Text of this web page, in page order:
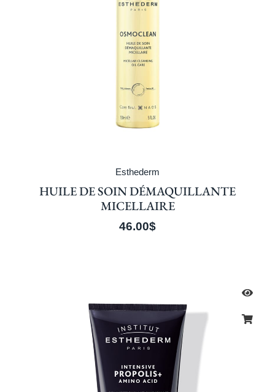
Esthederm
HUILE DE SOIN DÉMAQUILLANTE
MICELLAIRE
46.00$